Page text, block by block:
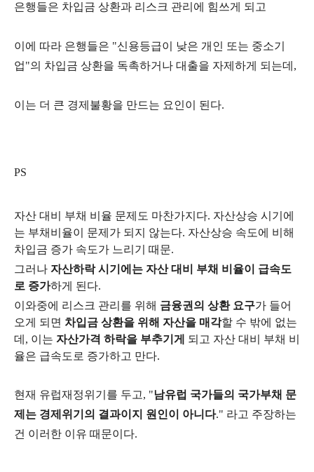
은행들은 차입금 상환과 리스크 관리에 힘쓰게 되고
이에 따라 은행들은 "신용등급이 낮은 개인 또는 중소기
업"의 차입금 상환을 독촉하거나 대출을 자제하게 되는데,
이는 더 큰 경제불황을 만드는 요인이 된다.
PS
자산 대비 부채 비율 문제도 마찬가지다. 자산상승 시기에
는 부채비율이 문제가 되지 않는다. 자산상승 속도에 비해
차입금 증가 속도가 느리기 때문.
그러나 자산하락 시기에는 자산 대비 부채 비율이 급속도
로 증가하게 된다.
이와중에 리스크 관리를 위해 금융권의 상환 요구가 들어
오게 되면 차입금 상환을 위해 자산을 매각할 수 밖에 없는
데, 이는 자산가격 하락을 부추기게
되고 자산 대비 부채 비
율은 급속도로 증가하고 만다.
현재 유럽재정위기를 두고, "남유럽 국가들의 국가부채 문
제는 경제위기의 결과이지 원인이 아니다." 라고 주장하는
건 이러한 이유 때문이다.